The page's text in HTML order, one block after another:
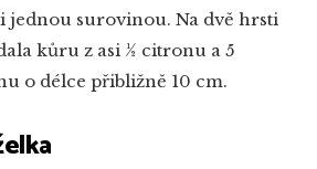
jednou surovinou. Na dvě hrsti
kůru z asi ½ citronu a 5
o délce přibližně 10 cm.